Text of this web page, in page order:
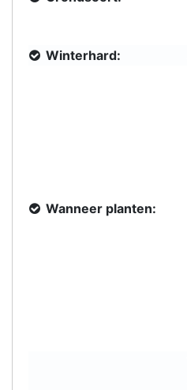
Winterhard:
Wanneer planten: